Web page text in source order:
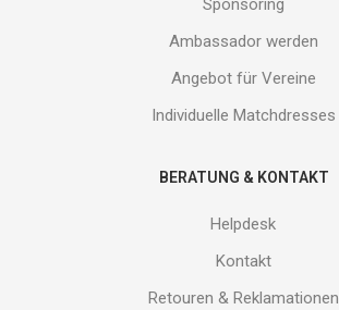
Ambassador werden
Angebot für Vereine
Individuelle Matchdresses
BERATUNG & KONTAKT
Helpdesk
Kontakt
Retouren & Reklamationen